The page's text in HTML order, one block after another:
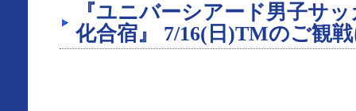
『ユニバーシアード男子サ
化合宿』 7/16(日)TMのご観